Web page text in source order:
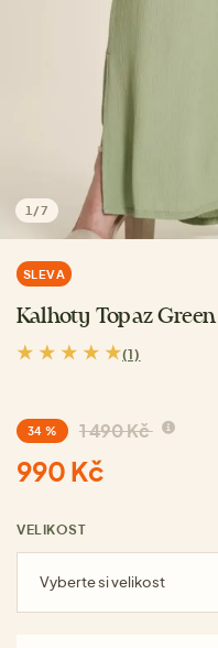
1 /7
SLEVA
Kalhoty Topaz Green
(1)
34 % 1 490 Kč
990 Kč
VELIKOST
Vyberte si velikost